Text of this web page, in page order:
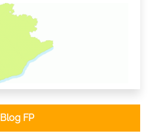
Blog FP